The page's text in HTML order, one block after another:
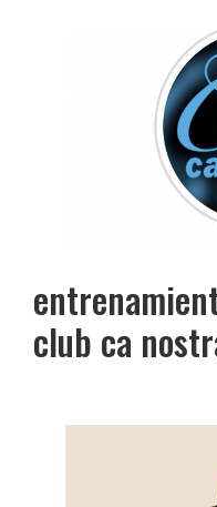
club ca